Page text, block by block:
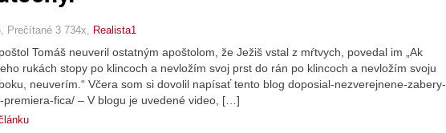
Prečítané 3 734x, Realista1
Tomáš neuveril ostatným apoštolom, že Ježiš vstal z mŕtvych, povedal im „Ak
rukách stopy po klincoch a nevložím svoj prst do rán po klincoch a nevložím svoju
neuverím.“ Včera som si dovolil napísať tento blog doposial-nezverejnene-zabery-
premiera-fica/ – V blogu je uvedené video, […]